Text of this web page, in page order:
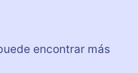
encontrar más